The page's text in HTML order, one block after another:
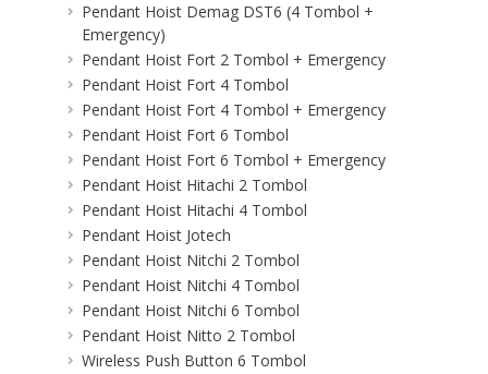
Pendant Hoist Demag DST6 (4 Tombol +
Emergency)
Pendant Hoist Fort 2 Tombol + Emergency
Pendant Hoist Fort 4 Tombol
Pendant Hoist Fort 4 Tombol + Emergency
Pendant Hoist Fort 6 Tombol
Pendant Hoist Fort 6 Tombol + Emergency
Pendant Hoist Hitachi 2 Tombol
Pendant Hoist Hitachi 4 Tombol
Pendant Hoist Jotech
Pendant Hoist Nitchi 2 Tombol
Pendant Hoist Nitchi 4 Tombol
Pendant Hoist Nitchi 6 Tombol
Pendant Hoist Nitto 2 Tombol
Wireless Push Button 6 Tombol